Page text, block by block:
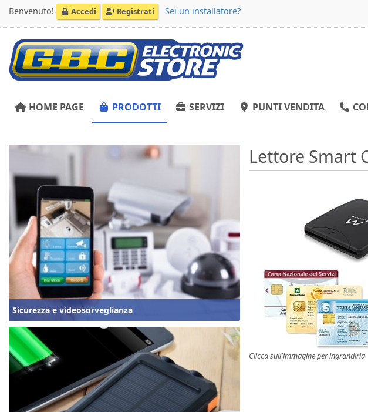
Benvenuto! Accedi Registrati Sei un installatore?
HOME PAGE PRODOTTI SERVIZI PUNTI VENDITA
Sicurezza e videosorveglianza
Lettore Smart
Clicca sull'immagine per ingrandirla